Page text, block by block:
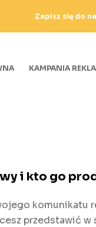
KAMPANIA
i kto go
komunikatu
przedstawić w
Zapisz się do